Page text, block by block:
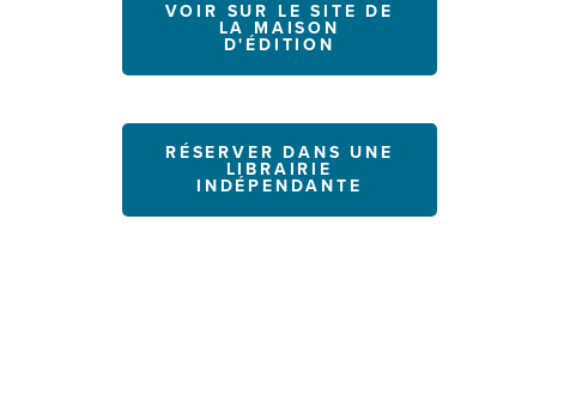
VOIR SUR LE SITE DE
LA MAISON
D'ÉDITION
RÉSERVER DANS UNE
LIBRAIRIE
INDÉPENDANTE